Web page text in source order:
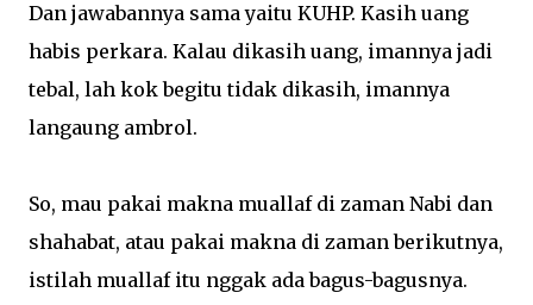
Dan jawabannya sama yaitu KUHP. Kasih uang
habis perkara. Kalau dikasih uang, imannya jadi
tebal, lah kok begitu tidak dikasih, imannya
langaung ambrol.
So, mau pakai makna muallaf di zaman Nabi dan
shahabat, atau pakai makna di zaman berikutnya,
istilah muallaf itu nggak ada bagus-bagusnya.